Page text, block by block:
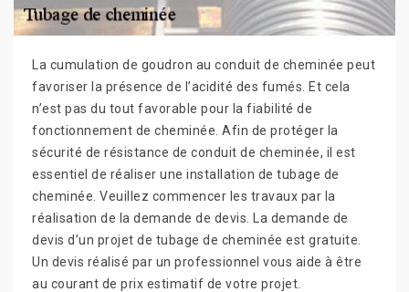
La cumulation de goudron au conduit de cheminée peut
favoriser la présence de l’acidité des fumés. Et cela
n’est pas du tout favorable pour la fiabilité de
fonctionnement de cheminée. Afin de protéger la
sécurité de résistance de conduit de cheminée, il est
essentiel de réaliser une installation de tubage de
cheminée. Veuillez commencer les travaux par la
réalisation de la demande de devis. La demande de
devis d’un projet de tubage de cheminée est gratuite.
Un devis réalisé par un professionnel vous aide à être
au courant de prix estimatif de votre projet.